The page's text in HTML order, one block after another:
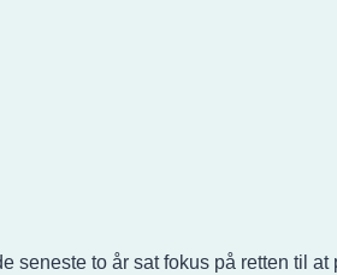
seneste to år sat fokus på retten til at